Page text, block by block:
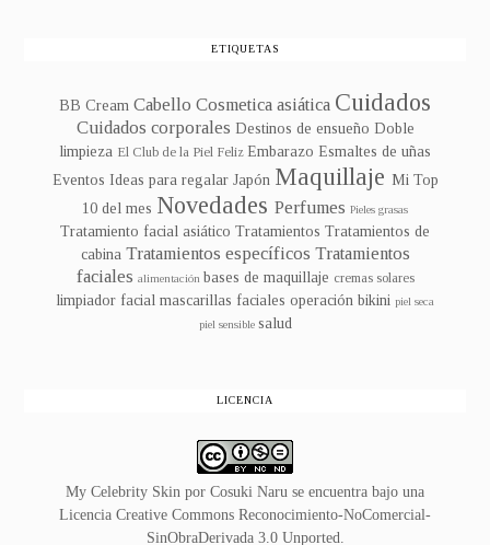
ETIQUETAS
BB Cream Cabello Cosmetica asiática Cuidados
Cuidados corporales Destinos de ensueño Doble
limpieza El Club de la Piel Feliz Embarazo Esmaltes de uñas
Eventos Ideas para regalar Japón Maquillaje Mi Top
10 del mes Novedades Perfumes Pieles grasas
Tratamiento facial asiático Tratamientos Tratamientos de
cabina Tratamientos específicos Tratamientos
faciales alimentación bases de maquillaje cremas solares
limpiador facial mascarillas faciales operación bikini piel seca
piel sensible salud
LICENCIA
My Celebrity Skin por Cosuki Naru se encuentra bajo una
Licencia Creative Commons Reconocimiento-NoComercial-
SinObraDerivada 3.0 Unported